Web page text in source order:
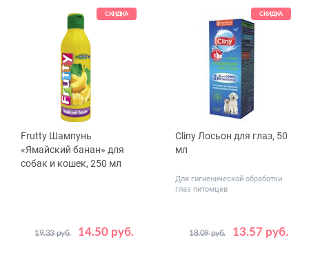
СКИДКА
Frutty Шампунь
«Ямайский банан» для
собак и кошек, 250 мл
14.50 руб.
19.33 руб.
СКИДКА
Cliny Лосьон для глаз, 50
мл
Для гигиенической обработки
глаз питомцев
13.57 руб.
18.09 руб.